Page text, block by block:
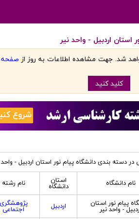
اردبیل - واحد نیر
شد. جهت مشاهده اطلاعات به روز از صفحه
کليد کنيد
دسته بندی دانشگاه پیام نور استان اردبیل - واحد
نام دانشگاه استان
دانشگاه
نام رشته
پیام نور استان
- واحد نیر اردبیل اجتماعی